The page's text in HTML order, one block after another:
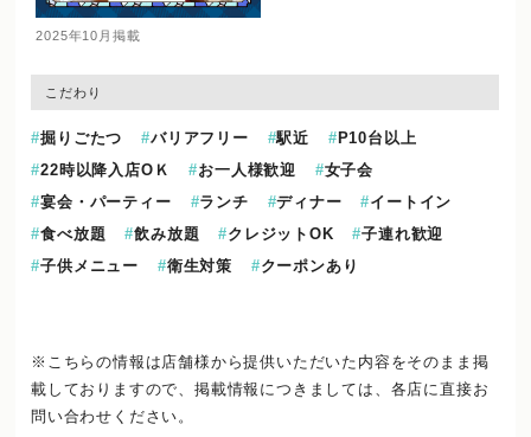
2025年10月掲載
こだわり
掘りごたつ バリアフリー 駅近
P10台以上
22時以降入店OＫ
お一人様歓迎
女子会
宴会・パーティー
ランチ ディナー
イートイン
食べ放題
飲み放題 クレジットOK
子連れ歓迎
子供メニュー
衛生対策 クーポンあり
※こちらの情報は店舗様から提供いただいた内容をそのまま掲
載しておりますので、掲載情報につきましては、各店に直接お
問い合わせください。